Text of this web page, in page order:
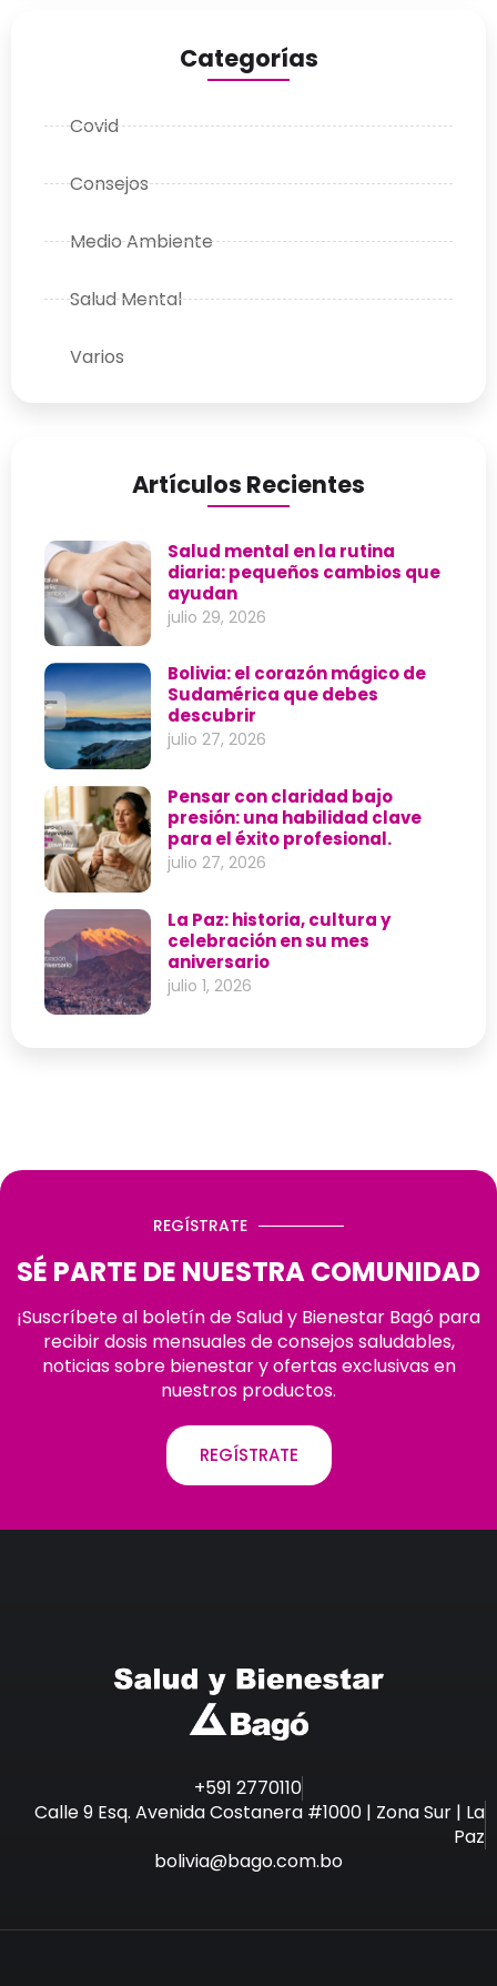
Categorías
Covid
Consejos
Medio Ambiente
Salud Mental
Varios
Artículos Recientes
Salud mental en la rutina
diaria: pequeños cambios que
ayudan
julio 29, 2026
Bolivia: el corazón mágico de
Sudamérica que debes
descubrir
julio 27, 2026
Pensar con claridad bajo
presión: una habilidad clave
para el éxito profesional.
julio 27, 2026
La Paz: historia, cultura y
celebración en su mes
aniversario
julio 1, 2026
REGÍSTRATE
SÉ PARTE DE NUESTRA COMUNIDAD
¡Suscríbete al boletín de Salud y Bienestar Bagó para
recibir dosis mensuales de consejos saludables,
noticias sobre bienestar y ofertas exclusivas en
nuestros productos.
REGÍSTRATE
+591 2770110
Calle 9 Esq. Avenida Costanera #1000 | Zona Sur | La
Paz
bolivia@bago.com.bo